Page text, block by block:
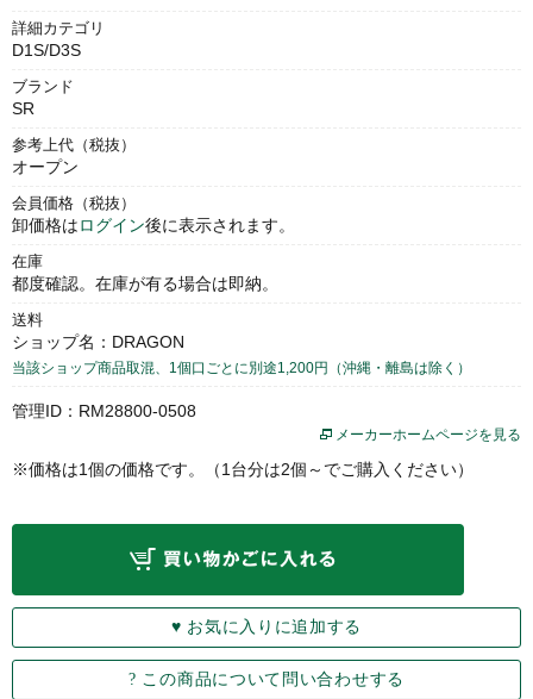
詳細カテゴリ
D1S/D3S
ブランド
SR
参考上代（税抜）
オープン
会員価格（税抜）
卸価格はログイン後に表示されます。
在庫
都度確認。在庫が有る場合は即納。
送料
ショップ名：DRAGON
当該ショップ商品取混、1個口ごとに別途1,200円（沖縄・離島は除く）
管理ID：RM28800-0508
メーカーホームページを見る
※価格は1個の価格です。（1台分は2個～でご購入ください）